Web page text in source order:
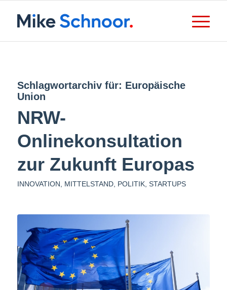
Schlagwortarchiv für: Europäische
Union
NRW-
Onlinekonsultation
zur Zukunft Europas
INNOVATION MITTELSTAND, POLITIK, STARTUPS